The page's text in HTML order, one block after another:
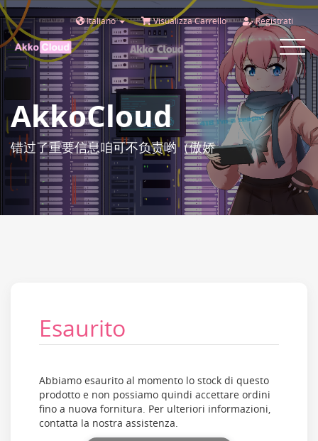
Italiano Visualizza Carrello Registrati
Toggle
AkkoCloud
错过了重要信息咱可不负责哟（傲娇
Esaurito
Abbiamo esaurito al momento lo stock di questo
prodotto e non possiamo quindi accettare ordini
fino a nuova fornitura. Per ulteriori informazioni,
contatta la nostra assistenza.